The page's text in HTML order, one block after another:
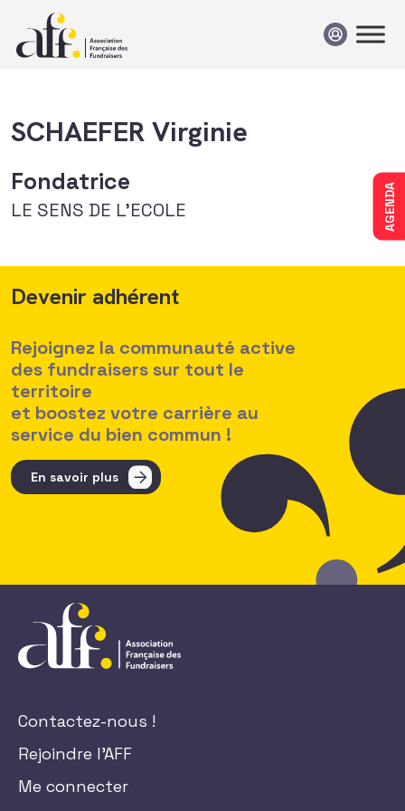
AGENDA
SCHAEFER Virginie
Fondatrice
LE SENS DE L'ECOLE
Devenir adhérent
Rejoignez la communauté active
des fundraisers sur tout le
territoire
et boostez votre carrière au
service du bien commun !
En savoir plus
Contactez-nous !
Rejoindre l'AFF
Me connecter